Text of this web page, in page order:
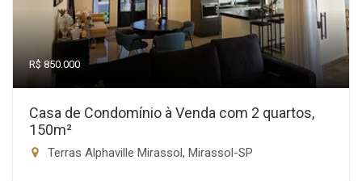
R$ 850.000
Casa de Condomínio à Venda com 2 quartos,
150m²
Terras Alphaville Mirassol, Mirassol-SP